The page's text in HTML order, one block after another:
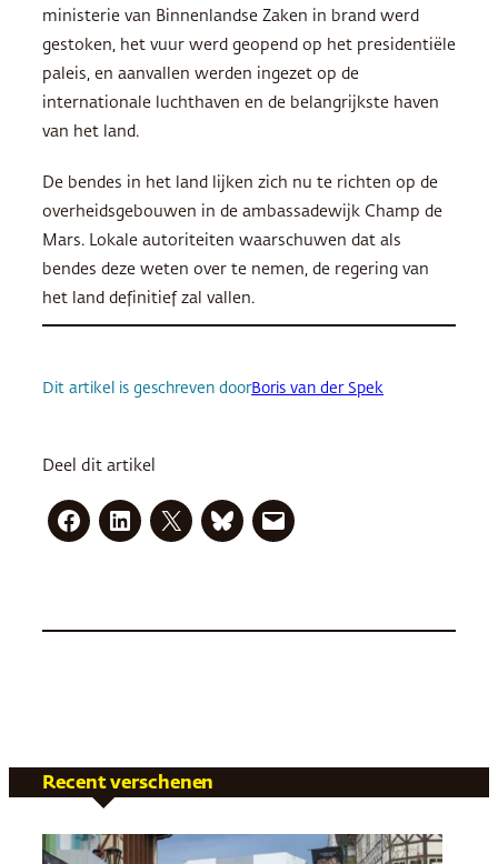
ministerie van Binnenlandse Zaken in brand werd
gestoken, het vuur werd geopend op het presidentiële
paleis, en aanvallen werden ingezet op de
internationale luchthaven en de belangrijkste haven
van het land.
De bendes in het land lijken zich nu te richten op de
overheidsgebouwen in de ambassadewijk Champ de
Mars. Lokale autoriteiten waarschuwen dat als
bendes deze weten over te nemen, de regering van
het land definitief zal vallen.
Dit artikel is geschreven doorBoris van der Spek
Deel dit artikel
Recent verschenen